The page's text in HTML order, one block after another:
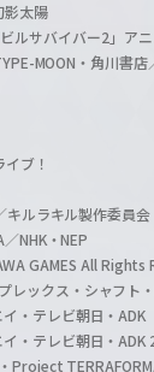
太陽
サバイバー2」アニ
MOON・角川書
ブ！
ルラキル製作委員会
NHK・NEP
GAMES All Rights
レックス・シャフト
・テレビ朝日・ADK
・テレビ朝日・
Project